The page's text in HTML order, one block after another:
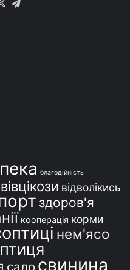
X
благодійність
вівцікози відволікись
здоров'я
кооперація корми
нем'ясо
птиця
сало свинина